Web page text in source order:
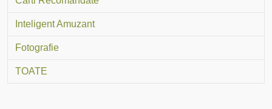
Inteligent Amuzant
Fotografie
TOATE